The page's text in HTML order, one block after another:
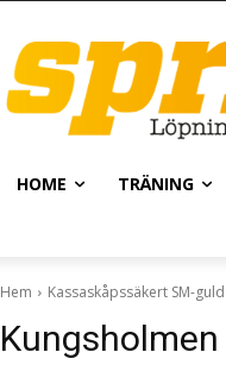
HOME TRÄNING
Hem Kassaskåpssäkert SM-